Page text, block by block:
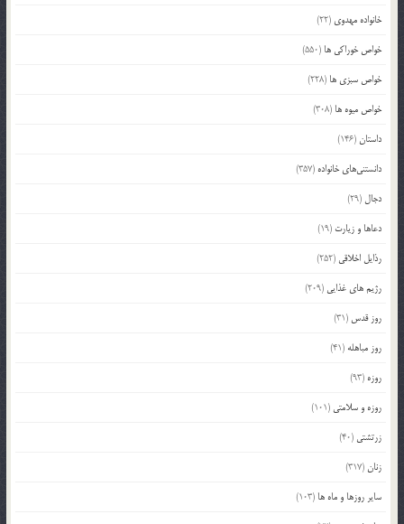
خانواده مهدوی (22)
خواص خوراکی ها (550)
خواص سبزی ها (228)
خواص میوه ها (308)
داستان(146)
دانستنی‌های خانواده (357)
دجال (29)
دعاها و زیارت (19)
رذایل اخلاقی (252)
رژیم های غذایی (209)
روز قدس (31)
روز مباهله (41)
روزه (93)
روزه و سلامتی (101)
زرتشتی (40)
زنان(317)
سایر روزها و ماه ها (103)